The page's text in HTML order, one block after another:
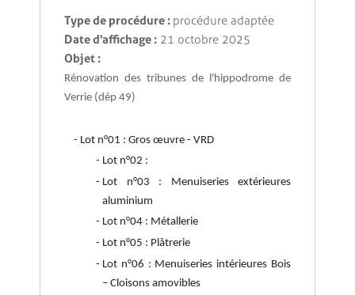
Type de procédure : procédure adaptée
Date d'affichage : 21 octobre 2025
Objet :
Rénovation des tribunes de l'hippodrome de
Verrie (dép 49)
Lot n°01 : Gros œuvre - VRD
Lot n°02 :
Lot n°03 : Menuiseries extérieures
aluminium
Lot n°04 : Métallerie
Lot n°05 : Plâtrerie
Lot n°06 : Menuiseries intérieures Bois
– Cloisons amovibles